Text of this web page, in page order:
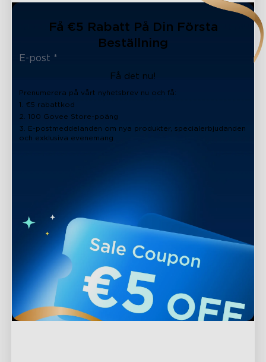
Få €5 Rabatt På Din Första
Beställning
Få det nu!
Prenumerera på vårt nyhetsbrev nu och få:
1. €5 rabattkod
2. 100 Govee Store-poäng
3. E-postmeddelanden om nya produkter, specialerbjudanden
och exklusiva evenemang